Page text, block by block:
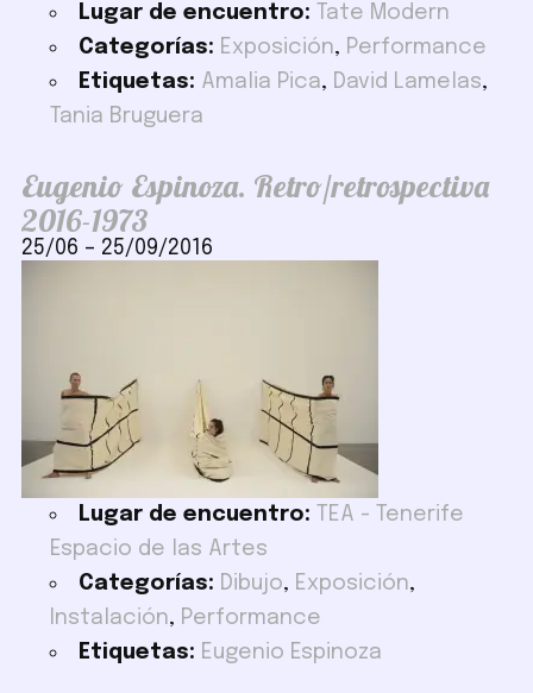
Lugar de encuentro:
Tate Modern
Categorías: Exposición, Performance
Etiquetas: Amalia Pica, David Lamelas,
Tania Bruguera
Eugenio Espinoza. Retro/retrospectiva
2016-1973
25/06 – 25/09/2016
Lugar de encuentro:
TEA - Tenerife
Espacio de las Artes
Categorías: Dibujo, Exposición,
Instalación, Performance
Etiquetas: Eugenio Espinoza